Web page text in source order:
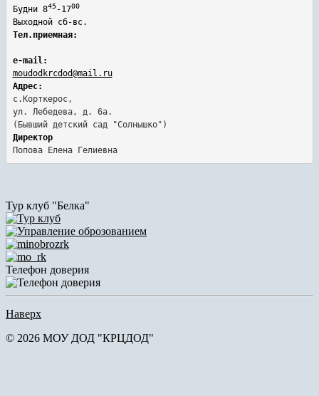
Будни 845-1700
Выходной сб-вс.
Тел.приемная:
e-mail:
moudodkrcdod@mail.ru
Адрес:
с.Корткерос,
ул. Лебедева, д. 6а.
Директор
Попова Елена Гелиевна
Тур клуб "Белка"
Телефон доверия
Наверх
© 2026 МОУ ДОД "КРЦДОД"